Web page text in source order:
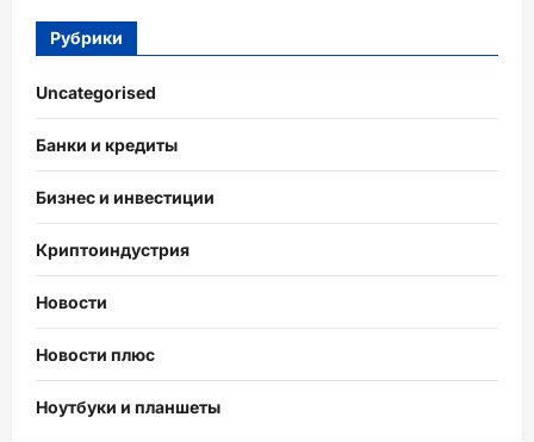
Рубрики
Uncategorised
Банки и кредиты
Бизнес и инвестиции
Криптоиндустрия
Новости
Новости плюс
Ноутбуки и планшеты